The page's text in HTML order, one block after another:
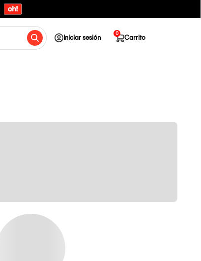
Iniciar sesión Carrito
0